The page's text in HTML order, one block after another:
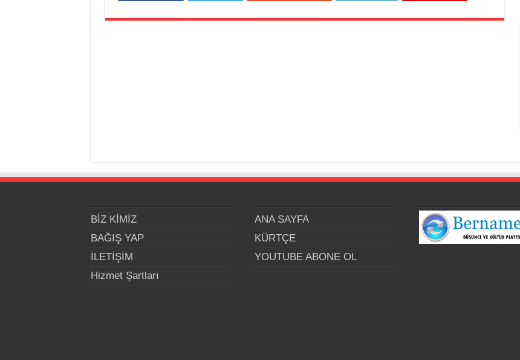
BİZ KİMİZ
BAĞIŞ YAP
İLETİŞİM
Hizmet Şartları
ANA SAYFA
KÜRTÇE
YOUTUBE ABONE OL